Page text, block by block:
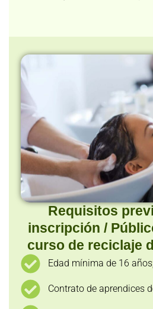
Requisitos
inscripción /
curso de reciclaje
Edad mínima de 16
Contrato de aprendices